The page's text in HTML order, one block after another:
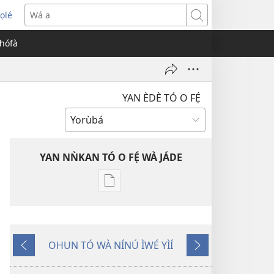
Wá
a
YAN ÈDÈ TÓ O FẸ́
YAN NǸKAN TÓ O FẸ́ WÀ JÁDE
Bó
wa
Pa
Dà
OHUN TÓ WÀ NÍNÚ ÌWÉ YÌÍ
Èyí
Tó